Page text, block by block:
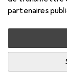
partenaires
Pertinence